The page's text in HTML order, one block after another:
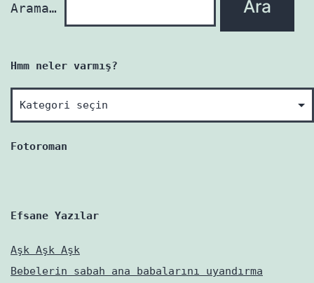
Arama…
Hmm neler varmış?
Hmm
neler
varmış?
Fotoroman
Efsane Yazılar
Aşk Aşk Aşk
Bebelerin sabah ana babalarını uyandırma